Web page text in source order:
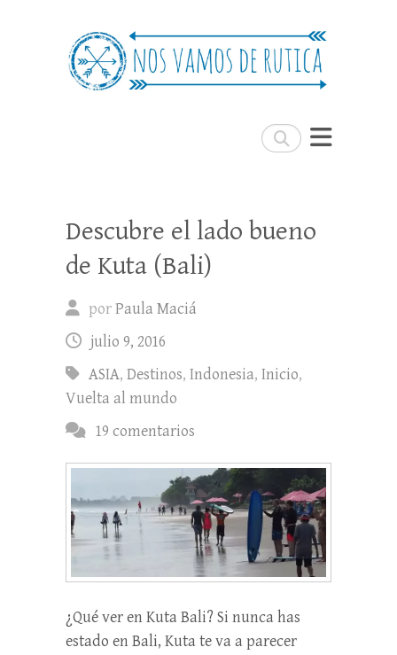
Buscar
Nos Vamos de Rutica
Descubre el lado bueno
de Kuta (Bali)
porPaula Maciá
julio 9, 2016
ASIA, Destinos, Indonesia, Inicio,
Vuelta al mundo
19 comentarios
¿Qué ver en Kuta Bali? Si nunca has
estado en Bali, Kuta te va a parecer